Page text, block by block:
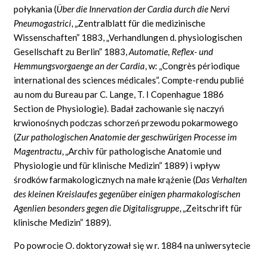
połykania(Über die InnervationderCardiadurch die Nervi
Pneumogastrici,„Zentralblatt für die medizinische
Wissenschaften” 1883,„Verhandlungen d. physiologischen
Gesellschaft zu Berlin” 1883,Automatie, Reflex- und
Hemmungsvorgaenge anderCardia,w: „Congrèspériodique
international des sciences médicales”. Compte-rendu publié
au nom du Bureau par C. Lange, T. I Copenhague 1886
Section de Physiologie). Badał zachowanie się naczyń
krwionośnych podczas schorzeń przewodu pokarmowego
(Zur pathologischenAnatomieder geschwürigen Processeim
Magentractu,„Archiv für pathologische Anatomie und
Physiologie und für klinische Medizin” 1889) i wpływ
środków farmakologicznych na małe krążenie(Das Verhalten
des kleinen Kreislaufes gegenüber einigen pharmakologischen
Agenlien besonders gegen die Digitalisgruppe,„Zeitschrift für
klinische Medizin” 1889).
Popowrocie O. doktoryzował się w r. 1884 na uniwersytecie